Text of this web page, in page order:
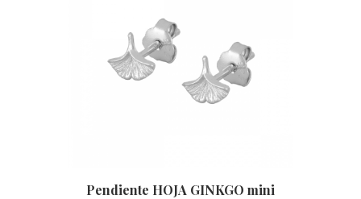
Pendiente HOJA GINKGO mini